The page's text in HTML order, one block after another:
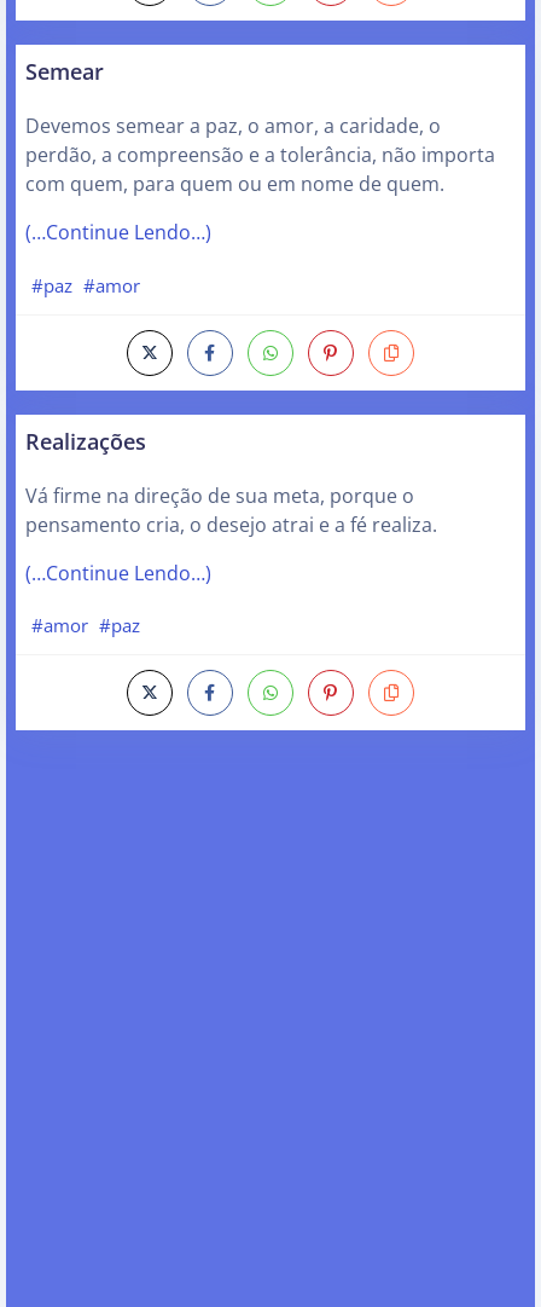
Semear
Devemos semear a paz, o amor, a caridade, o
perdão, a compreensão e a tolerância, não importa
com quem, para quem ou em nome de quem.
(…Continue Lendo…)
#paz #amor
Realizações
Vá firme na direção de sua meta, porque o
pensamento cria, o desejo atrai e a fé realiza.
(…Continue Lendo…)
#amor #paz